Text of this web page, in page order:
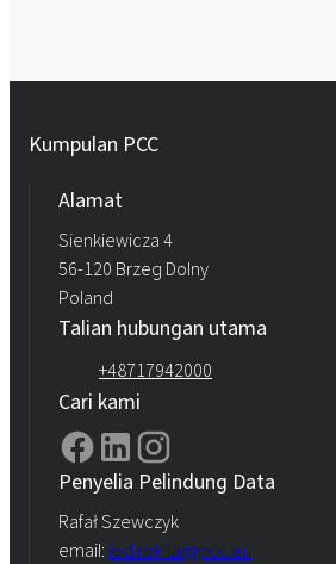
Kumpulan PCC
Alamat
Sienkiewicza 4
56-120 Brzeg Dolny
Poland
Talian hubungan utama
+48717942000
Cari kami
Penyelia Pelindung Data
Rafał Szewczyk
email: iod.rokita@pcc.eu